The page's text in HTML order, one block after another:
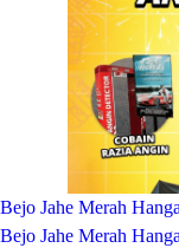
Bejo Jahe Merah
Bejo Jahe Merah